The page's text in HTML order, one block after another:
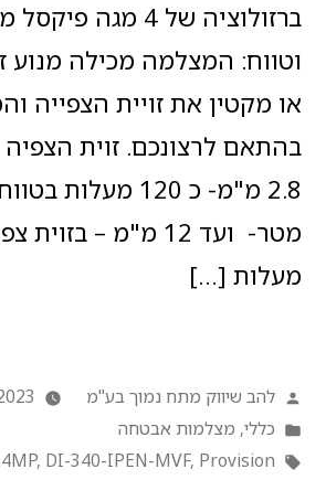
ברזולוציה של 4 מגה
וטווח: המצלמה מכילה מנוע
או מקטין את זויית הצפייה
בהתאם לרצונכם. זוית
מעלות […]
להב שיווק מתח נמוך בע"מ
כללי, מצלמות אבטחה
4MP, DI-340-IPEN-MVF, Provision